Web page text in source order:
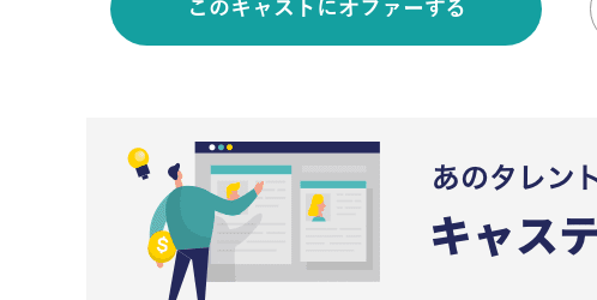
このキャストにオファーする